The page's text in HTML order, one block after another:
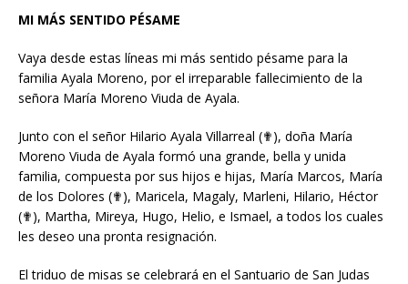
MI MÁS SENTIDO PÉSAME
Vaya desde estas líneas mi más sentido pésame para la
familia Ayala Moreno, por el irreparable fallecimiento de la
señora María Moreno Viuda de Ayala.
Junto con el señor Hilario Ayala Villarreal (✟), doña María
Moreno Viuda de Ayala formó una grande, bella y unida
familia, compuesta por sus hijos e hijas, María Marcos, María
de los Dolores (✟), Maricela, Magaly, Marleni, Hilario, Héctor
(✟), Martha, Mireya, Hugo, Helio, e Ismael, a todos los cuales
les deseo una pronta resignación.
El triduo de misas se celebrará en el Santuario de San Judas